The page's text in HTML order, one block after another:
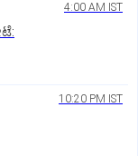
4:00 AM IST
10:20 PM IST